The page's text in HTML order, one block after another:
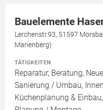
Bauelemente
Lerchenstr.93, 51597
Marienberg)
TÄTIGKEITEN
Reparatur, Beratung,
Sanierung / Umbau,
Küchenplanung &